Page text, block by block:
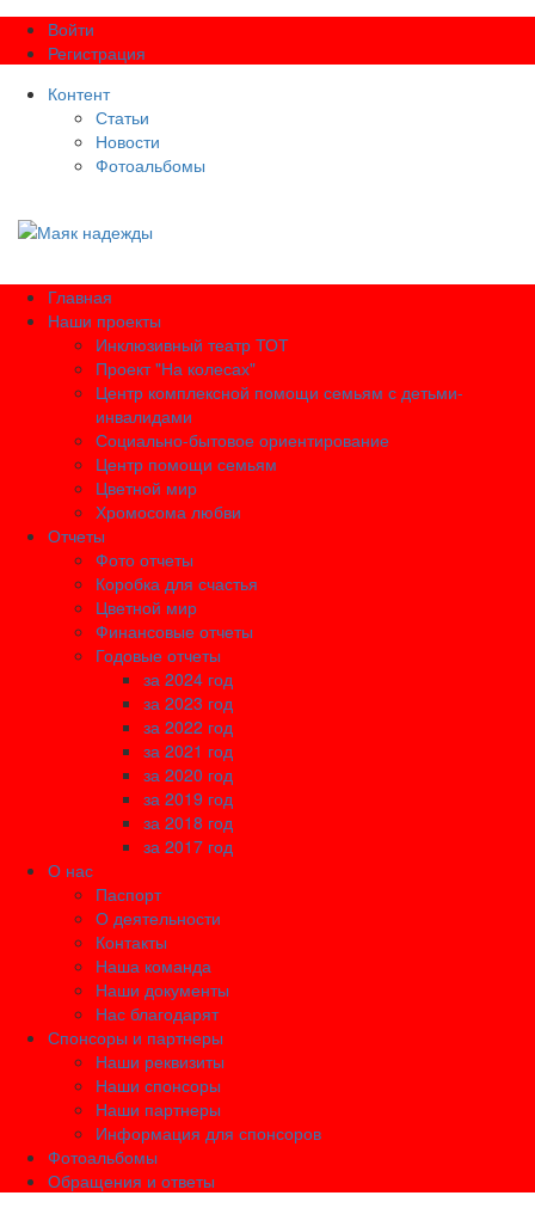
Войти
Регистрация
Контент
Статьи
Новости
Фотоальбомы
Главная
Наши проекты
Инклюзивный театр ТОТ
Проект "На колесах"
Центр комплексной помощи семьям с детьми-
инвалидами
Социально-бытовое ориентирование
Центр помощи семьям
Цветной мир
Хромосома любви
Отчеты
Фото отчеты
Коробка для счастья
Цветной мир
Финансовые отчеты
Годовые отчеты
за 2024 год
за 2023 год
за 2022 год
за 2021 год
за 2020 год
за 2019 год
за 2018 год
за 2017 год
О нас
Паспорт
О деятельности
Контакты
Наша команда
Наши документы
Нас благодарят
Спонсоры и партнеры
Наши реквизиты
Наши спонсоры
Наши партнеры
Информация для спонсоров
Фотоальбомы
Обращения и ответы